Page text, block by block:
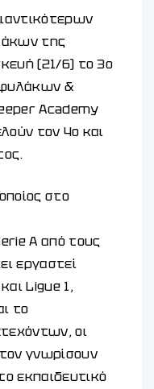
της
(21/6) το 3ο
&
Academy
τον 4ο και
στο
A από τους
εργαστεί
Ligue 1,
το
οι
γνωρίσουν
εκπαιδευτικό